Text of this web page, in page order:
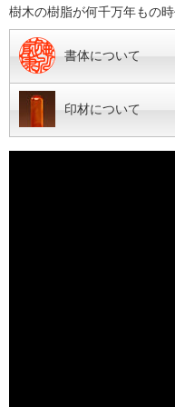
樹木の樹脂が何千万年もの
書体について
印材について